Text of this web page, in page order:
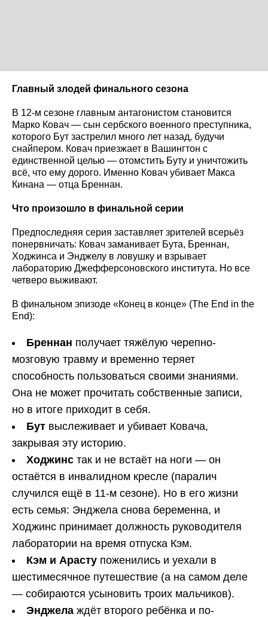
Главный злодей финального сезона
В 12-м сезоне главным антагонистом становится
Марко Ковач — сын сербского военного преступника,
которого Бут застрелил много лет назад, будучи
снайпером. Ковач приезжает в Вашингтон с
единственной целью — отомстить Буту и уничтожить
всё, что ему дорого. Именно Ковач убивает Макса
Кинана — отца Бреннан.
Что произошло в финальной серии
Предпоследняя серия заставляет зрителей всерьёз
понервничать: Ковач заманивает Бута, Бреннан,
Ходжинса и Энджелу в ловушку и взрывает
лабораторию Джефферсоновского института. Но все
четверо выживают.
В финальном эпизоде «Конец в конце» (The End in the
End):
Бреннан получает тяжёлую черепно-
мозговую травму и временно теряет
способность пользоваться своими знаниями.
Она не может прочитать собственные записи,
но в итоге приходит в себя.
Бут выслеживает и убивает Ковача,
закрывая эту историю.
Ходжинс так и не встаёт на ноги — он
остаётся в инвалидном кресле (паралич
случился ещё в 11-м сезоне). Но в его жизни
есть семья: Энджела снова беременна, и
Ходжинс принимает должность руководителя
лаборатории на время отпуска Кэм.
Кэм и Арасту поженились и уехали в
шестимесячное путешествие (а на самом деле
— собираются усыновить троих мальчиков).
Энджела ждёт второго ребёнка и по-